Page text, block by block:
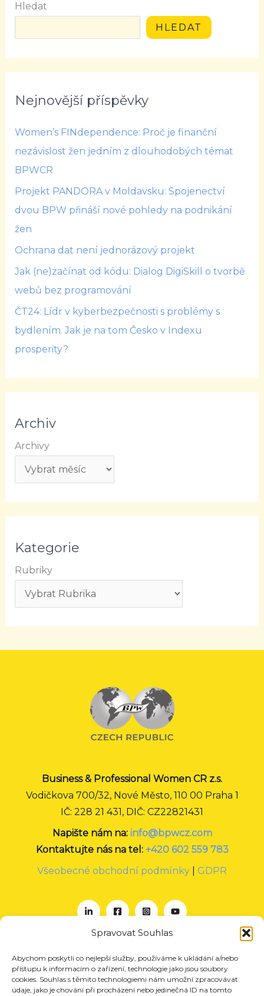
Spravovat Souhlas
Abychom poskytli co nejlepší služby, používáme k ukládání a/nebo
přístupu k informacím o zařízení, technologie jako jsou soubory
cookies. Souhlas s těmito technologiemi nám umožní zpracovávat
údaje, jako je chování při procházení nebo jedinečná ID na tomto
Hledat
HLEDAT
Nejnovější příspěvky
Women’s FINdependence: Proč je finanční
nezávislost žen jedním z dlouhodobých témat
BPWCR
Projekt PANDORA v Moldavsku: Spojenectví
dvou BPW přináší nové pohledy na podnikání
žen
Ochrana dat není jednorázový projekt
Jak (ne)začínat od kódu: Dialog DigiSkill o tvorbě
webů bez programování
ČT24: Lídr v kyberbezpečnosti s problémy s
bydlením. Jak je na tom Česko v Indexu
prosperity?
Archiv
Archivy
Kategorie
Rubriky
Business & Professional Women CR z.s.
Vodičkova 700/32, Nové Město, 110 00 Praha 1
IČ: 228 21 431, DIČ: CZ22821431
Napište nám na: info@bpwcz.com
Kontaktujte nás na tel: +420 602 559 783
Všeobecné obchodní podmínky
GDPR
O nás
Projekty